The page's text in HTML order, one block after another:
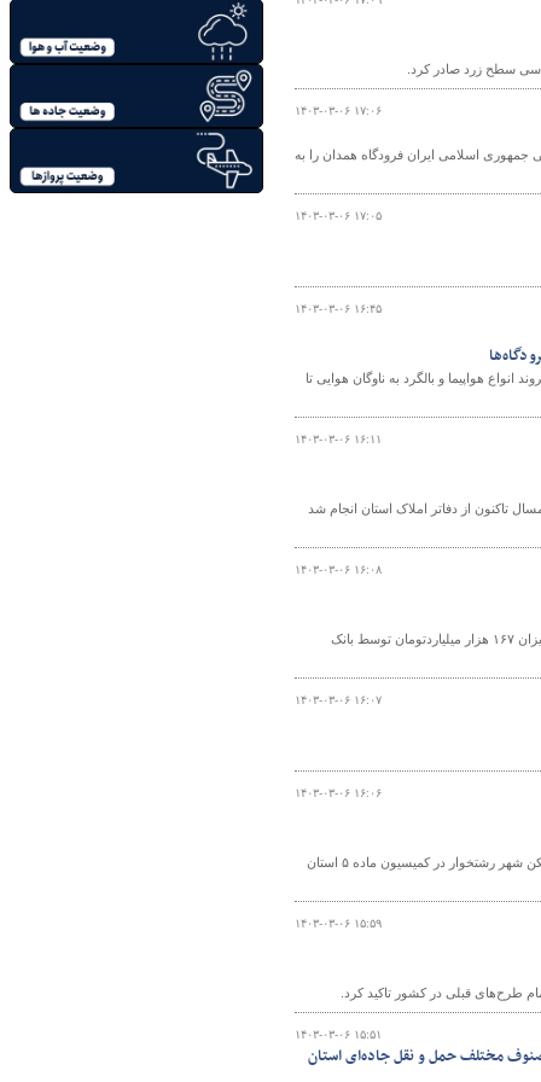
سطح زرد صادر کرد.
۱۴۰۳-۰۳-۰۶ ۱۷:۰۶
جمهوری اسلامی ایران فرودگاه همدان را به
۱۴۰۳-۰۳-۰۶ ۱۷:۰۵
۱۴۰۳-۰۳-۰۶ ۱۶:۴۵
وزارت راه و شهرسازی در هزار روز خدمت دولت سیزدهم، از الحاق ۹۲ فروند انواع هواپیما و بالگرد به ناوگان هوایی تا
۱۴۰۳-۰۳-۰۶ ۱۶:۱۱
بازرسی میدانی از ابتدای امسال تاکنون از دفاتر املاک استان انجام شد
۱۴۰۳-۰۳-۰۶ ۱۶:۰۸
مدیرعامل بانک مسکن از انعقاد قرارداد تسهیلاتی نهضت ملی مسکن ۳۶۲ هزار واحد به میزان ۱۶۷ هزار میلیاردتومان توسط بانک
۱۴۰۳-۰۳-۰۶ ۱۶:۰۷
۱۴۰۳-۰۳-۰۶ ۱۶:۰۶
مدیر کل راه و شهرسازی خراسان رضوی از تصویب طرح تفکیکی سایت نهضت ملی مسکن شهر رشتخوار در کمیسیون ماده ۵ استان
۱۴۰۳-۰۳-۰۶ ۱۵:۵۹
طرح‌های قبلی در کشور تاکید کرد.
۱۴۰۳-۰۳-۰۶ ۱۵:۵۱
صنوف مختلف حمل‌ و نقل جاده‌ای استان